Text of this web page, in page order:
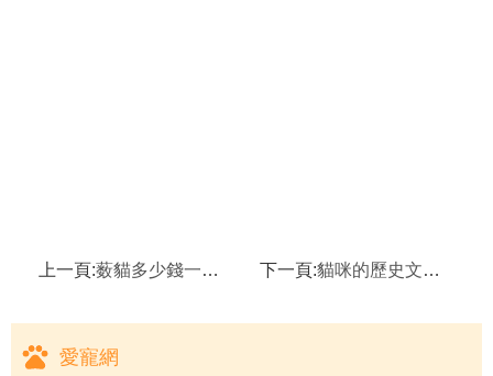
上一頁:薮貓多少錢一只？ 下一頁:貓咪的歷史文化介紹
愛寵網